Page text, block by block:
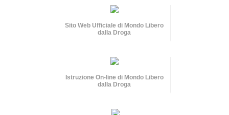
Sito Web Ufficiale di Mondo Libero
dalla Droga
Istruzione On-line di Mondo Libero
dalla Droga